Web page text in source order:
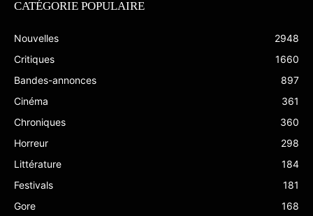
CATÉGORIE POPULAIRE
Nouvelles
2948
Critiques
1660
Bandes-annonces
897
Cinéma
361
Chroniques
360
Horreur
298
Littérature
184
Festivals
181
Gore
168